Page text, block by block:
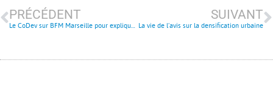
PRÉCÉDENT
Le CoDev sur BFM Marseille pour expliquer la participation citoyenne
SUIVANT
La vie de l’avis sur la densification urbaine